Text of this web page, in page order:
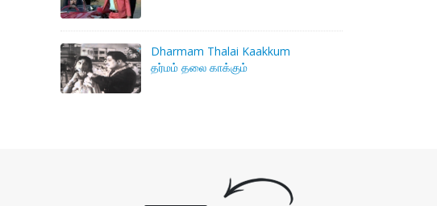
Dharmam Thalai Kaakkum
தர்மம் தலை காக்கும்